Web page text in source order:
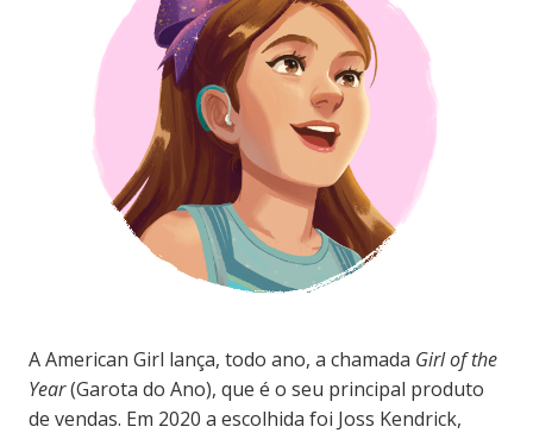
A American Girl lança, todo ano, a chamada Girl of the
Year(Garota do Ano), que é o seu principal produto
de vendas. Em 2020 a escolhida foi Joss Kendrick,